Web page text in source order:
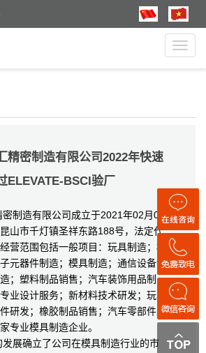
精密制造有限公司2022年快速
ELEVATE-BSCI验厂
造有限公司成立于2021年02月05
山市千灯镇圣祥东路188号，法定代
营范围包括一般项目：玩具制造；橡
元器件制造；模具制造；通信设备制
；塑料制品销售；汽车装饰用品制
业设计服务；新材料技术研发；玩具
研发；橡胶制品销售；汽车零部件及
专业模具制造企业。
确立了公司在模具制造行业的市